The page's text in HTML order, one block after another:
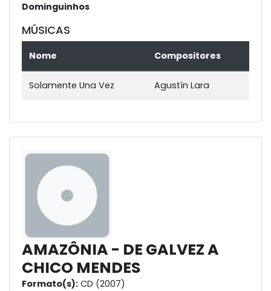
Dominguinhos
MÚSICAS
Nome Compositores
Solamente Una Vez Agustín Lara
AMAZÔNIA - DE GALVEZ A
CHICO MENDES
Formato(s): CD (2007)